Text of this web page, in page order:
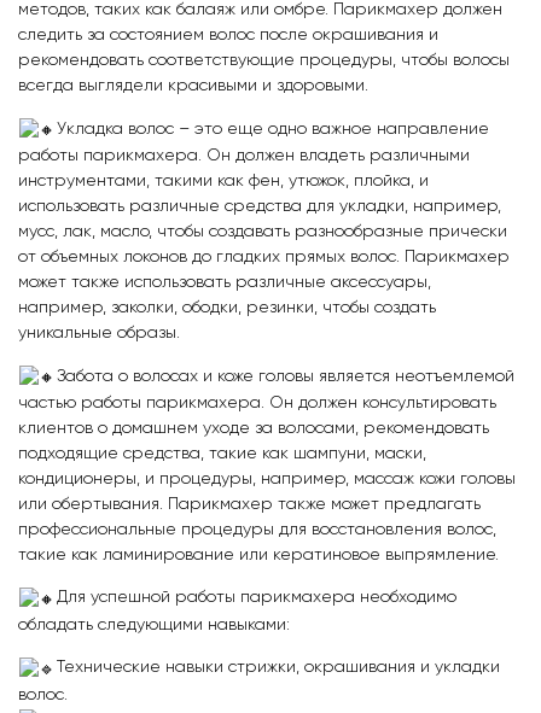
методов, таких как балаяж или омбре. Парикмахер должен
следить за состоянием волос после окрашивания и
рекомендовать соответствующие процедуры, чтобы волосы
всегда выглядели красивыми и здоровыми.
Укладка волос – это еще одно важное направление
работы парикмахера. Он должен владеть различными
инструментами, такими как фен, утюжок, плойка, и
использовать различные средства для укладки, например,
мусс, лак, масло, чтобы создавать разнообразные прически
от объемных локонов до гладких прямых волос. Парикмахер
может также использовать различные аксессуары,
например, заколки, ободки, резинки, чтобы создать
уникальные образы.
Забота о волосах и коже головы является неотъемлемой
частью работы парикмахера. Он должен консультировать
клиентов о домашнем уходе за волосами, рекомендовать
подходящие средства, такие как шампуни, маски,
кондиционеры, и процедуры, например, массаж кожи головы
или обертывания. Парикмахер также может предлагать
профессиональные процедуры для восстановления волос,
такие как ламинирование или кератиновое выпрямление.
Для успешной работы парикмахера необходимо
обладать следующими навыками:
Технические навыки стрижки, окрашивания и укладки
волос.